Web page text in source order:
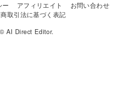
ー アフィリエイト
お問い合わせ
取引法に基づく表記
© AI Direct Editor.